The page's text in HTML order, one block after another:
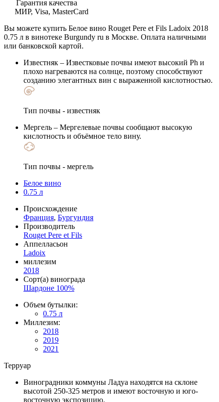
Гарантия качества
МИР, Visa, MasterCard
Вы можете купить Белое вино Rouget Pere et Fils Ladoix 2018
0.75 л в винотеке Burgundy ru в Москве. Оплата наличными
или банковской картой.
Известняк – Известковые почвы имеют высокий Ph и
плохо нагреваются на солнце, поэтому способствуют
созданию элегантных вин с выраженной кислотностью.
Тип почвы - известняк
Мергель – Мергелевые почвы сообщают высокую
кислотность и объёмное тело вину.
Тип почвы - мергель
Белое вино
0.75 л
Происхождение
Франция, Бургундия
Производитель
Rouget Pere et Fils
Аппелласьон
Ladoix
миллезим
2018
Сорт(а) винограда
Шардоне 100%
Объем бутылки:
0.75 л
Миллезим:
2018
2019
2021
Терруар
Виноградники коммуны Ладуа находятся на склоне
высотой 250-325 метров и имеют восточную и юго-
восточную экспозицию.